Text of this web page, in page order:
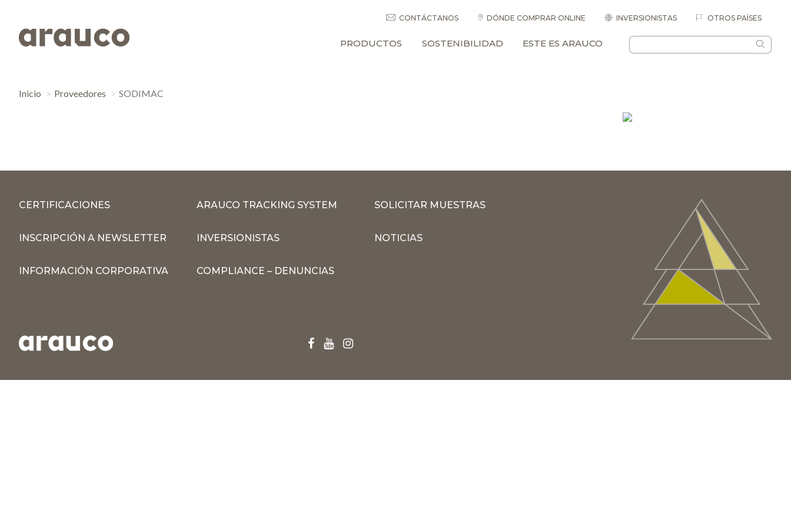
CONTÁCTANOS DÓNDE COMPRAR ONLINE INVERSIONISTAS OTROS PAÍSES
PRODUCTOS SOSTENIBILIDAD ESTE ES ARAUCO
Inicio Proveedores SODIMAC
CERTIFICACIONES ARAUCO TRACKING SYSTEM SOLICITAR MUESTRAS
INSCRIPCIÓN A NEWSLETTER INVERSIONISTAS NOTICIAS
INFORMACIÓN CORPORATIVA COMPLIANCE – DENUNCIAS